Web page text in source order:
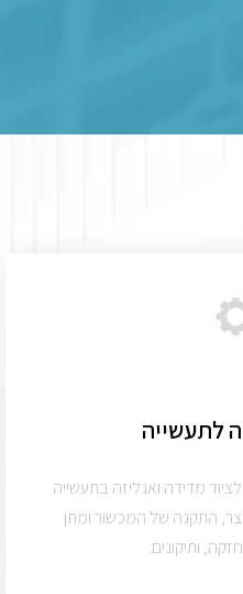
לתעשייה
מדידה ואנליזה בתעשייה
התקנה של המכשור ומתן
ותיקונים.